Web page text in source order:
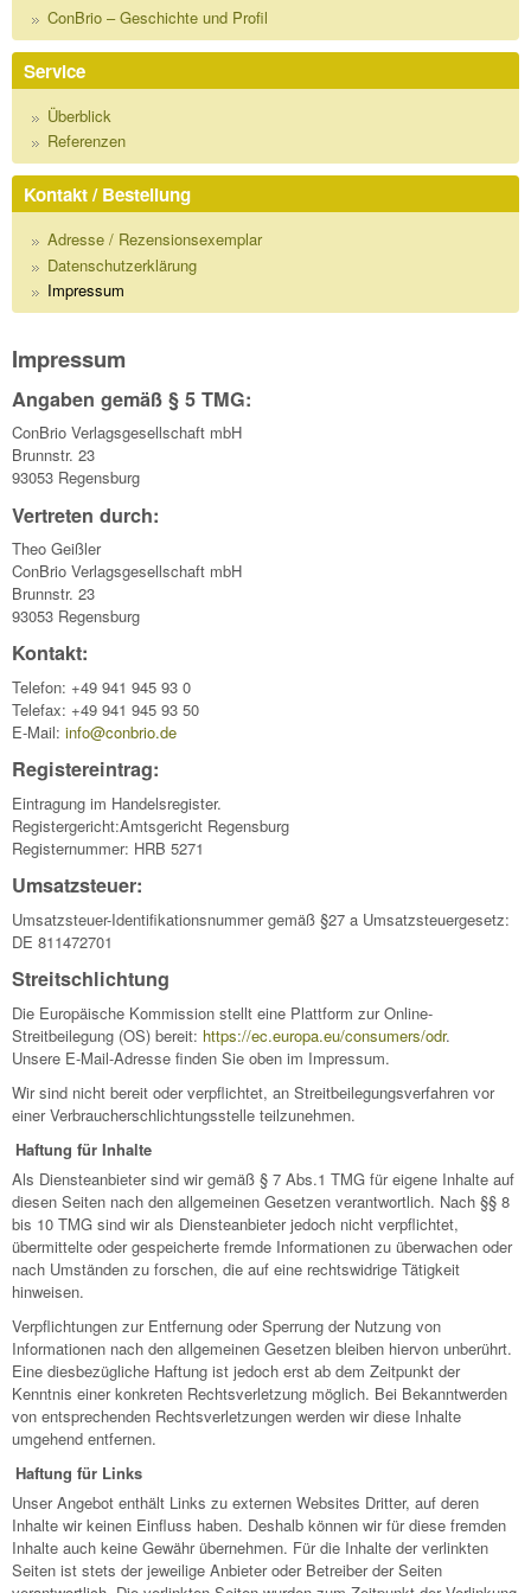
ConBrio – Geschichte und Profil
Service
Überblick
Referenzen
Kontakt / Bestellung
Adresse / Rezensionsexemplar
Datenschutzerklärung
Impressum
Impressum
Angaben gemäß § 5 TMG:
ConBrio Verlagsgesellschaft mbH
Brunnstr. 23
93053 Regensburg
Vertreten durch:
Theo Geißler
ConBrio Verlagsgesellschaft mbH
Brunnstr. 23
93053 Regensburg
Kontakt:
Telefon: +49 941 945 93 0
Telefax: +49 941 945 93 50
E-Mail: info@conbrio.de
Registereintrag:
Eintragung im Handelsregister.
Registergericht:Amtsgericht Regensburg
Registernummer: HRB 5271
Umsatzsteuer:
Umsatzsteuer-Identifikationsnummer gemäß §27 a Umsatzsteuergesetz:
DE 811472701
Streitschlichtung
Die Europäische Kommission stellt eine Plattform zur Online-
Streitbeilegung (OS) bereit: https://ec.europa.eu/consumers/odr.
Unsere E-Mail-Adresse finden Sie oben im Impressum.
Wir sind nicht bereit oder verpflichtet, an Streitbeilegungsverfahren vor
einer Verbraucherschlichtungsstelle teilzunehmen.
Haftung für Inhalte
Als Diensteanbieter sind wir gemäß § 7 Abs.1 TMG für eigene Inhalte auf
diesen Seiten nach den allgemeinen Gesetzen verantwortlich. Nach §§ 8
bis 10 TMG sind wir als Diensteanbieter jedoch nicht verpflichtet,
übermittelte oder gespeicherte fremde Informationen zu überwachen oder
nach Umständen zu forschen, die auf eine rechtswidrige Tätigkeit
hinweisen.
Verpflichtungen zur Entfernung oder Sperrung der Nutzung von
Informationen nach den allgemeinen Gesetzen bleiben hiervon unberührt.
Eine diesbezügliche Haftung ist jedoch erst ab dem Zeitpunkt der
Kenntnis einer konkreten Rechtsverletzung möglich. Bei Bekanntwerden
von entsprechenden Rechtsverletzungen werden wir diese Inhalte
umgehend entfernen.
Haftung für Links
Unser Angebot enthält Links zu externen Websites Dritter, auf deren
Inhalte wir keinen Einfluss haben. Deshalb können wir für diese fremden
Inhalte auch keine Gewähr übernehmen. Für die Inhalte der verlinkten
Seiten ist stets der jeweilige Anbieter oder Betreiber der Seiten